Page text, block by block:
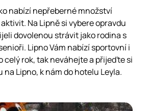
nabízí nepřeberné množství
Na Lipně si vybere opravdu
dovolenou strávit jako rodina s
Lipno Vám nabízí sportovní i
celý rok, tak neváhejte a přijeďte si
na Lipno, k nám do hotelu Leyla.